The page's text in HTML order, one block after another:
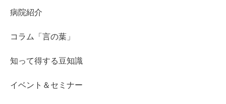
病院紹介
コラム「言の葉」
知って得する豆知識
イベント＆セミナー